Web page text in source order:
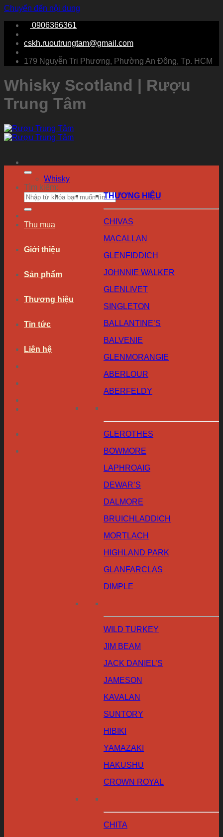
Chuyển đến nội dung
0906366361
cskh.ruoutrungtam@gmail.com
179 Nguyễn Tri Phương, Phường An Đông, Tp. HCM
Whisky Scotland | Rượu
Trung Tâm
Tìm kiếm:
Thu mua
Giới thiệu
Sản phẩm
Thương hiệu
Tin tức
Liên hệ
Whisky
THƯƠNG HIỆU
CHIVAS
MACALLAN
GLENFIDDICH
JOHNNIE WALKER
GLENLIVET
SINGLETON
BALLANTINE’S
BALVENIE
GLENMORANGIE
ABERLOUR
ABERFELDY
GLEROTHES
BOWMORE
LAPHROAIG
DEWAR’S
DALMORE
BRUICHLADDICH
MORTLACH
HIGHLAND PARK
GLANFARCLAS
DIMPLE
WILD TURKEY
JIM BEAM
JACK DANIEL’S
JAMESON
KAVALAN
SUNTORY
HIBIKI
YAMAZAKI
HAKUSHU
CROWN ROYAL
CHITA